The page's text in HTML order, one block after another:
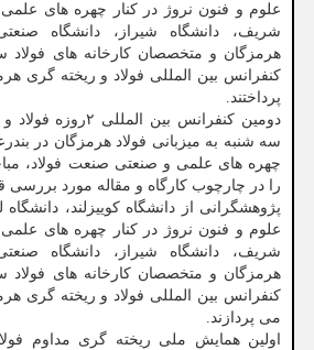
علوم و فنون نروژ در کنار چهره های
شریف، دانشگاه شیراز، دانشگاه
هرمزگان و متخصصان کارخانه های فولاد
کنفرانس بین المللی فولاد و ریخته گری
پرداختند.
دومین کنفرانس بین
سه شنبه به میزبانی فولاد هرمزگان در
چهره های علمی و صنعتی صنعت فولاد،
را در چارچوب کارگاه و مقاله مورد بررسی
پژوهشگرانی از دانشگاه کوییزلند،
علوم و فنون نروژ در کنار چهره های
شریف، دانشگاه شیراز، دانشگاه
هرمزگان و متخصصان کارخانه های فولاد
کنفرانس بین المللی فولاد و ریخته گری
می پردازند.